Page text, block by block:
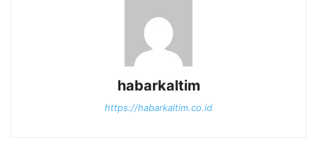
habarkaltim
https://habarkaltim.co.id